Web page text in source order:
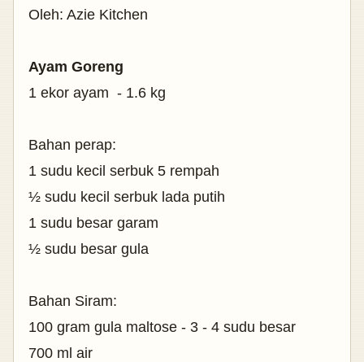
Oleh: Azie Kitchen
Ayam Goreng
1 ekor ayam - 1.6 kg
Bahan perap:
1 sudu kecil serbuk 5 rempah
½ sudu kecil serbuk lada putih
1 sudu besar garam
½ sudu besar gula
Bahan Siram:
100 gram gula maltose - 3 - 4 sudu besar
700 ml air